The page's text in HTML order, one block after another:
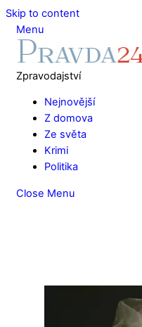
Skip to content
Menu
Zpravodajství
Nejnovější
Z domova
Ze světa
Krimi
Politika
Close Menu